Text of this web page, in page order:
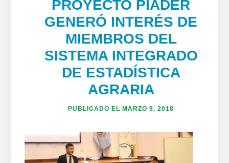
PROYECTO PIADER
GENERÓ INTERÉS DE
MIEMBROS DEL
SISTEMA INTEGRADO
DE ESTADÍSTICA
AGRARIA
PUBLICADO EL MARZO 9, 2018